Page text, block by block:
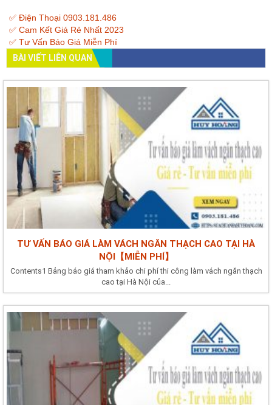
✅ Điện Thoại 0903.181.486
✅ Cam Kết Giá Rẻ Nhất 2023
✅ Tư Vấn Báo Giá Miễn Phí
BÀI VIẾT LIÊN QUAN
TƯ VẤN BÁO GIÁ LÀM VÁCH NGĂN THẠCH CAO TẠI HÀ
NỘI【MIỄN PHÍ】
Contents1 Bảng báo giá tham khảo chi phí thi công làm vách ngăn thạch
cao tại Hà Nội của...